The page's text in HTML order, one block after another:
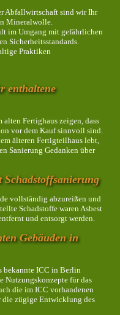
Abfallwirtschaft sind wir Ihr
Mineralwolle.
im Umgang mit gefährlichen
Sicherheitsstandards.
Praktiken
enthaltene
Fertighaus zeigen, dass
vor dem Kauf sinnvoll sind.
älteren Fertigteilhaus lebt,
Sanierung Gedanken über
Schadstoffsanierung
vollständig abzureißen und
Schadstoffe waren Asbest
und entsorgt werden.
Gebäuden in
bekannte ICC in Berlin
Nutzungskonzepte für das
die im ICC vorhandenen
die zügige Entwicklung des